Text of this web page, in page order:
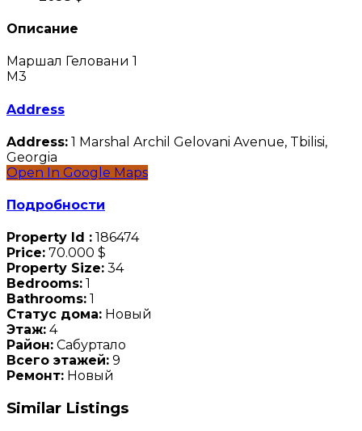
Описание
Маршал Геловани 1
М3
Address
Address: 1 Marshal Archil Gelovani Avenue, Tbilisi,
Georgia
Open In Google Maps
Подробности
Property Id : 186474
Price: 70.000 $
Property Size: 34
Bedrooms: 1
Bathrooms: 1
Статус дома: Новый
Этаж: 4
Район: Сабуртало
Всего этажей: 9
Ремонт: Новый
Similar Listings